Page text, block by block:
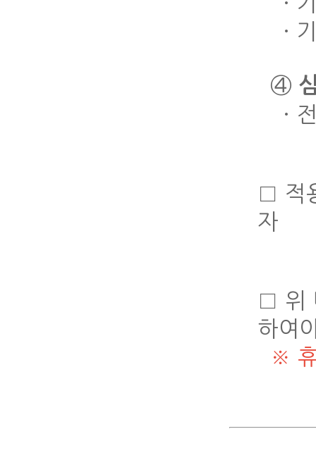
·
④
·
□ 적
자
□ 위
하여
※